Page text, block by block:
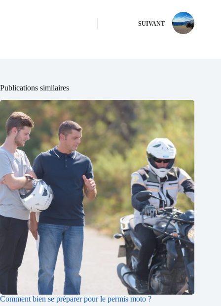
SUIVANT
Publications similaires
Comment bien se préparer pour le permis moto ?